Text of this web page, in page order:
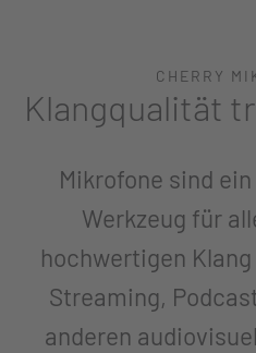
CHERRY
Klangqualität
Mikrofone sind
Werkzeug für
hochwertigen
Streaming,
anderen